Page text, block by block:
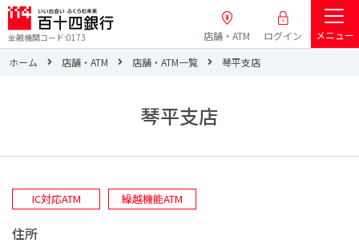
金融機関コード:0173 店舗・ATM ログイン
メニュー
ホーム
店舗・ATM 店舗・ATM一覧 琴平支店
琴平支店
IC対応ATM 繰越機能ATM
住所